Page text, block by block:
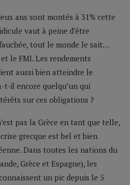
ans sont montés à 31% cette
vaut à peine d’être
tout le monde le sait…
le FMI. Les rendements
aussi bien atteindre le
t-il encore quelqu’un qui
sur ces obligations ?
pas la Grèce en tant que telle,
grecque est bel et bien
Dans toutes les nations du
Grèce et Espagne), les
un pic depuis le 5